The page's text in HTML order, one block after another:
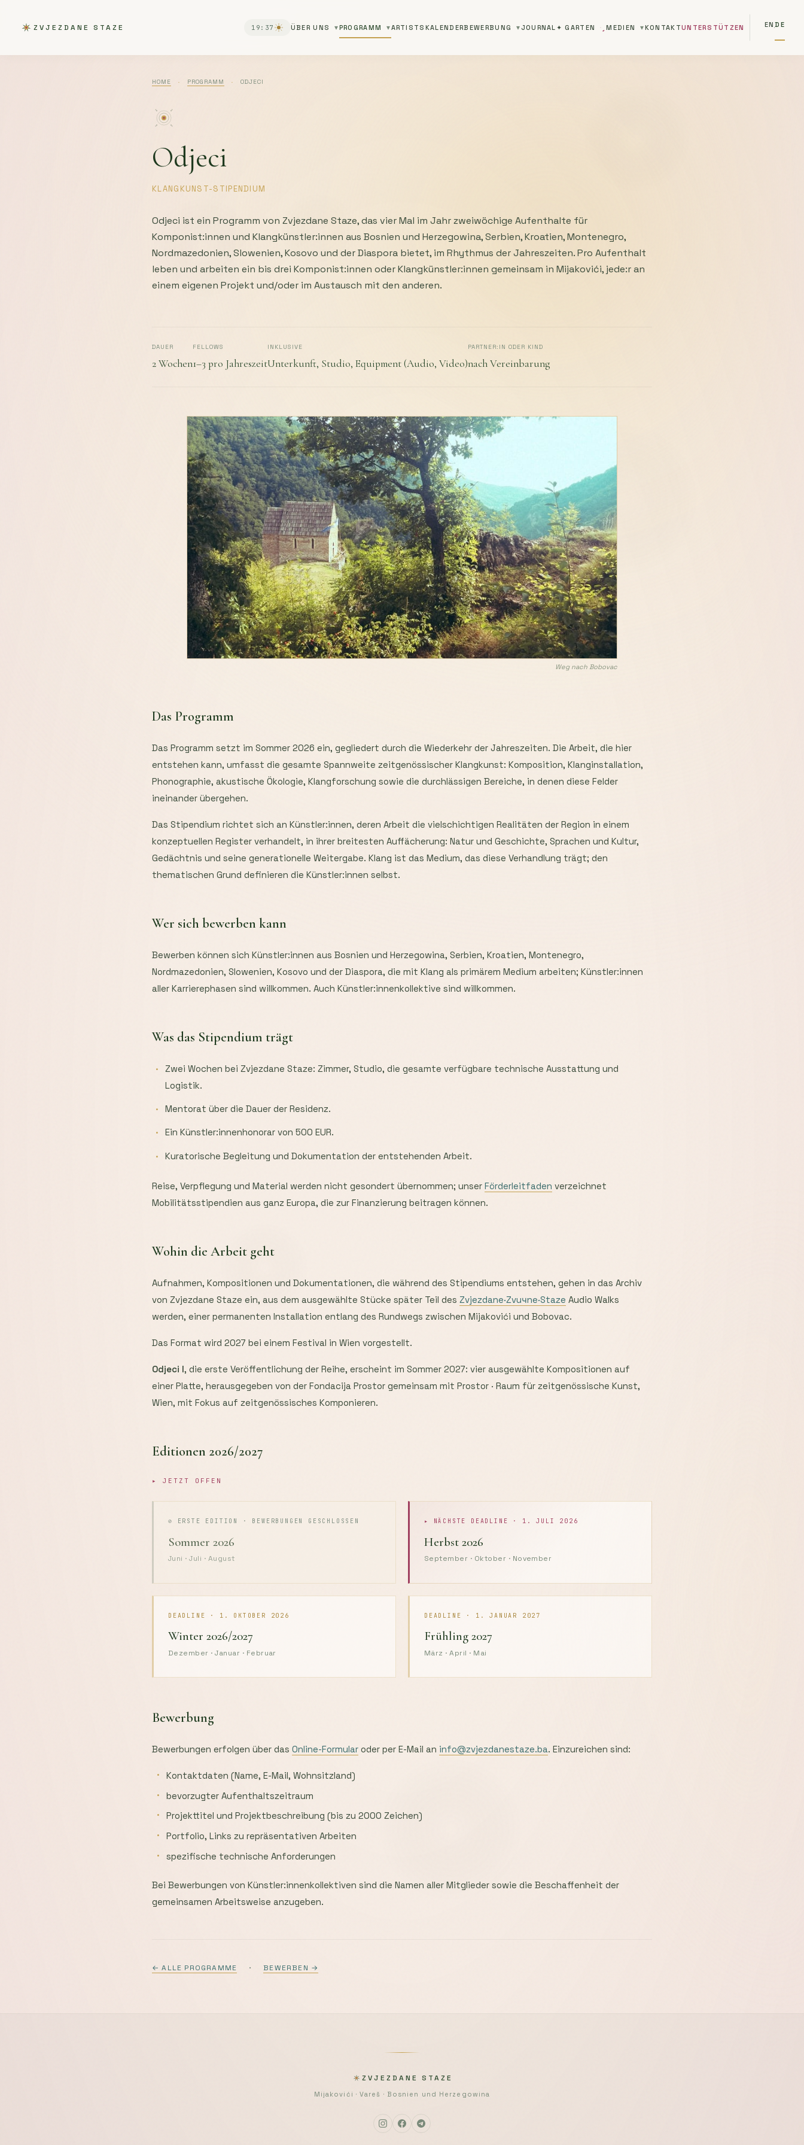
ZVJEZDANE STAZE 19:37 ÜBER UNS PROGRAMM ARTISTS KALENDERBEWERBUNG JOURNAL ✦ GARTEN MEDIEN KONTAKTUNTERSTÜTZEN EN·DE
HOME · PROGRAMM · ODJECI
Odjeci
KLANGKUNST-STIPENDIUM
Odjeci ist ein Programm von Zvjezdane Staze, das vier Mal im Jahr zweiwöchige Aufenthalte für
Komponist:innen und Klangkünstler:innen aus Bosnien und Herzegowina, Serbien, Kroatien, Montenegro,
Nordmazedonien, Slowenien, Kosovo und der Diaspora bietet, im Rhythmus der Jahreszeiten. Pro Aufenthalt
leben und arbeiten ein bis drei Komponist:innen oder Klangkünstler:innen gemeinsam in Mijakovići, jede:r an
einem eigenen Projekt und/oder im Austausch mit den anderen.
DAUER
2 Wochen
FELLOWS
1–3 pro Jahreszeit
INKLUSIVE
Unterkunft, Studio, Equipment (Audio, Video)
PARTNER:IN ODER KIND
nach Vereinbarung
Weg nach Bobovac
Das Programm
Das Programm setzt im Sommer 2026 ein, gegliedert durch die Wiederkehr der Jahreszeiten. Die Arbeit, die hier
entstehen kann, umfasst die gesamte Spannweite zeitgenössischer Klangkunst: Komposition, Klanginstallation,
Phonographie, akustische Ökologie, Klangforschung sowie die durchlässigen Bereiche, in denen diese Felder
ineinander übergehen.
Das Stipendium richtet sich an Künstler:innen, deren Arbeit die vielschichtigen Realitäten der Region in einem
konzeptuellen Register verhandelt, in ihrer breitesten Auffächerung: Natur und Geschichte, Sprachen und Kultur,
Gedächtnis und seine generationelle Weitergabe. Klang ist das Medium, das diese Verhandlung trägt; den
thematischen Grund definieren die Künstler:innen selbst.
Wer sich bewerben kann
Bewerben können sich Künstler:innen aus Bosnien und Herzegowina, Serbien, Kroatien, Montenegro,
Nordmazedonien, Slowenien, Kosovo und der Diaspora, die mit Klang als primärem Medium arbeiten; Künstler:innen
aller Karrierephasen sind willkommen. Auch Künstler:innenkollektive sind willkommen.
Was das Stipendium trägt
Zwei Wochen bei Zvjezdane Staze: Zimmer, Studio, die gesamte verfügbare technische Ausstattung und
Logistik.
Mentorat über die Dauer der Residenz.
Ein Künstler:innenhonorar von 500 EUR.
Kuratorische Begleitung und Dokumentation der entstehenden Arbeit.
Reise, Verpflegung und Material werden nicht gesondert übernommen; unser Förderleitfaden verzeichnet
Mobilitätsstipendien aus ganz Europa, die zur Finanzierung beitragen können.
Wohin die Arbeit geht
Aufnahmen, Kompositionen und Dokumentationen, die während des Stipendiums entstehen, gehen in das Archiv
von Zvjezdane Staze ein, aus dem ausgewählte Stücke später Teil des Zvjezdane·Zvuчne·Staze Audio Walks
werden, einer permanenten Installation entlang des Rundwegs zwischen Mijakovići und Bobovac.
Das Format wird 2027 bei einem Festival in Wien vorgestellt.
Odjeci I, die erste Veröffentlichung der Reihe, erscheint im Sommer 2027: vier ausgewählte Kompositionen auf
einer Platte, herausgegeben von der Fondacija Prostor gemeinsam mit Prostor · Raum für zeitgenössische Kunst,
Wien, mit Fokus auf zeitgenössisches Komponieren.
Editionen 2026/2027
▸ JETZT OFFEN
⊘ ERSTE EDITION · BEWERBUNGEN GESCHLOSSEN
Sommer 2026
Juni · Juli · August
▸ NÄCHSTE DEADLINE · 1. JULI 2026
Herbst 2026
September · Oktober · November
DEADLINE · 1. OKTOBER 2026
Winter 2026/2027
Dezember · Januar · Februar
DEADLINE · 1. JANUAR 2027
Frühling 2027
März · April · Mai
Bewerbung
Bewerbungen erfolgen über das Online-Formular oder per E-Mail an info@zvjezdanestaze.ba. Einzureichen sind:
Kontaktdaten (Name, E-Mail, Wohnsitzland)
bevorzugter Aufenthaltszeitraum
Projekttitel und Projektbeschreibung (bis zu 2000 Zeichen)
Portfolio, Links zu repräsentativen Arbeiten
spezifische technische Anforderungen
Bei Bewerbungen von Künstler:innenkollektiven sind die Namen aller Mitglieder sowie die Beschaffenheit der
gemeinsamen Arbeitsweise anzugeben.
← ALLE PROGRAMME · BEWERBEN →
ZVJEZDANE STAZE
Mijakovići · Vareš · Bosnien und Herzegowina